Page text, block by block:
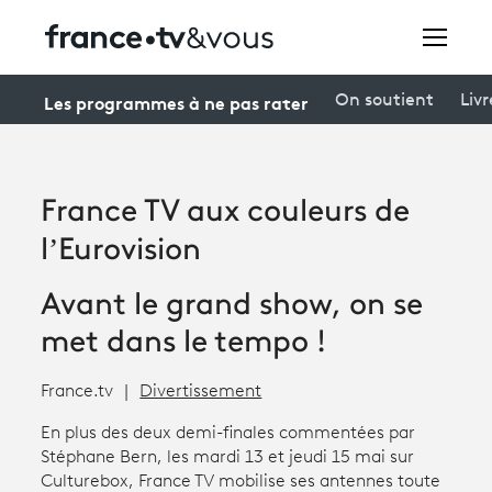
Creators
Participer et assister à une émission
Programme tv
Les programmes à ne pas rater On soutient
France TV aux couleurs de
l’Eurovision
Avant le grand show, on se
met dans le tempo !
France.tv Divertissement
En plus des deux demi-finales commentées par
Stéphane Bern, les mardi 13 et jeudi 15 mai sur
Culturebox, France TV mobilise ses antennes toute